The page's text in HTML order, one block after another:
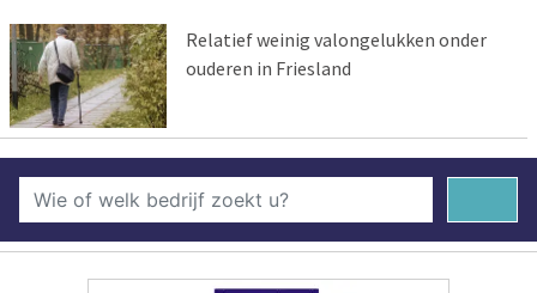
Relatief weinig valongelukken onder
ouderen in Friesland